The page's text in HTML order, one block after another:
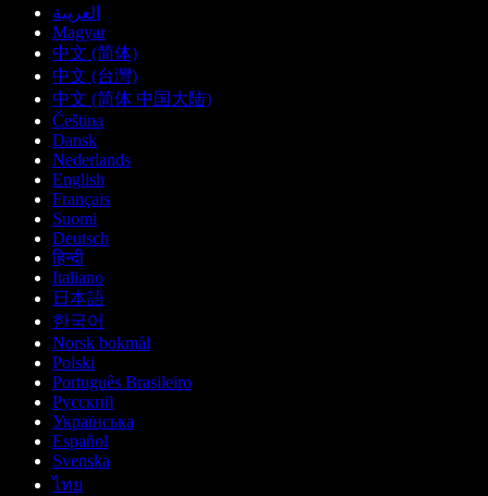
العربية
Magyar
中文 (简体)
中文 (台灣)
中文 (简体 中国大陆)
Čeština
Dansk
Nederlands
English
Français
Suomi
Deutsch
हिन्दी
Italiano
日本語
한국어
Norsk bokmål
Polski
Português Brasileiro
Русский
Українська
Español
Svenska
ไทย